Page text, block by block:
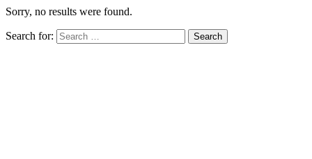
Sorry, no results were found.
Search for: Search